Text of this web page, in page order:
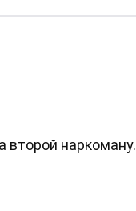
второй наркоману.